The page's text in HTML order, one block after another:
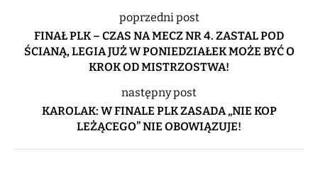
poprzedni post
FINAŁ PLK – CZAS NA MECZ NR 4. ZASTAL POD
ŚCIANĄ, LEGIA JUŻ W PONIEDZIAŁEK MOŻE BYĆ O
KROK OD MISTRZOSTWA!
następny post
KAROLAK: W FINALE PLK ZASADA „NIE KOP
LEŻĄCEGO” NIE OBOWIĄZUJE!